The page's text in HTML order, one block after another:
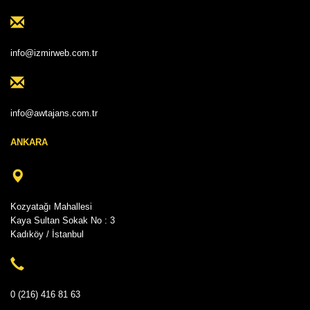
info@izmirweb.com.tr
info@awtajans.com.tr
ANKARA
Kozyatağı Mahallesi
Kaya Sultan Sokak No : 3
Kadıköy / İstanbul
0 (216) 416 81 63